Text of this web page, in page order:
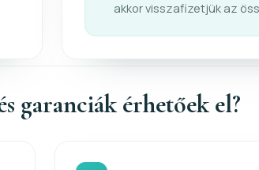
akkor visszafizetjük az
garanciák érhetőek el?